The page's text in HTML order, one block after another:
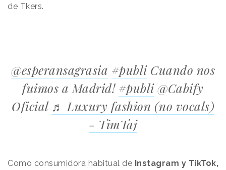
de Tkers.
@esperansagrasia #publiCuando nos
fuimos a Madrid! #publi@Cabify
Oficial ♬ Luxury fashion (no vocals)
- TimTaj
Como consumidora habitual de Instagram y TikTok,